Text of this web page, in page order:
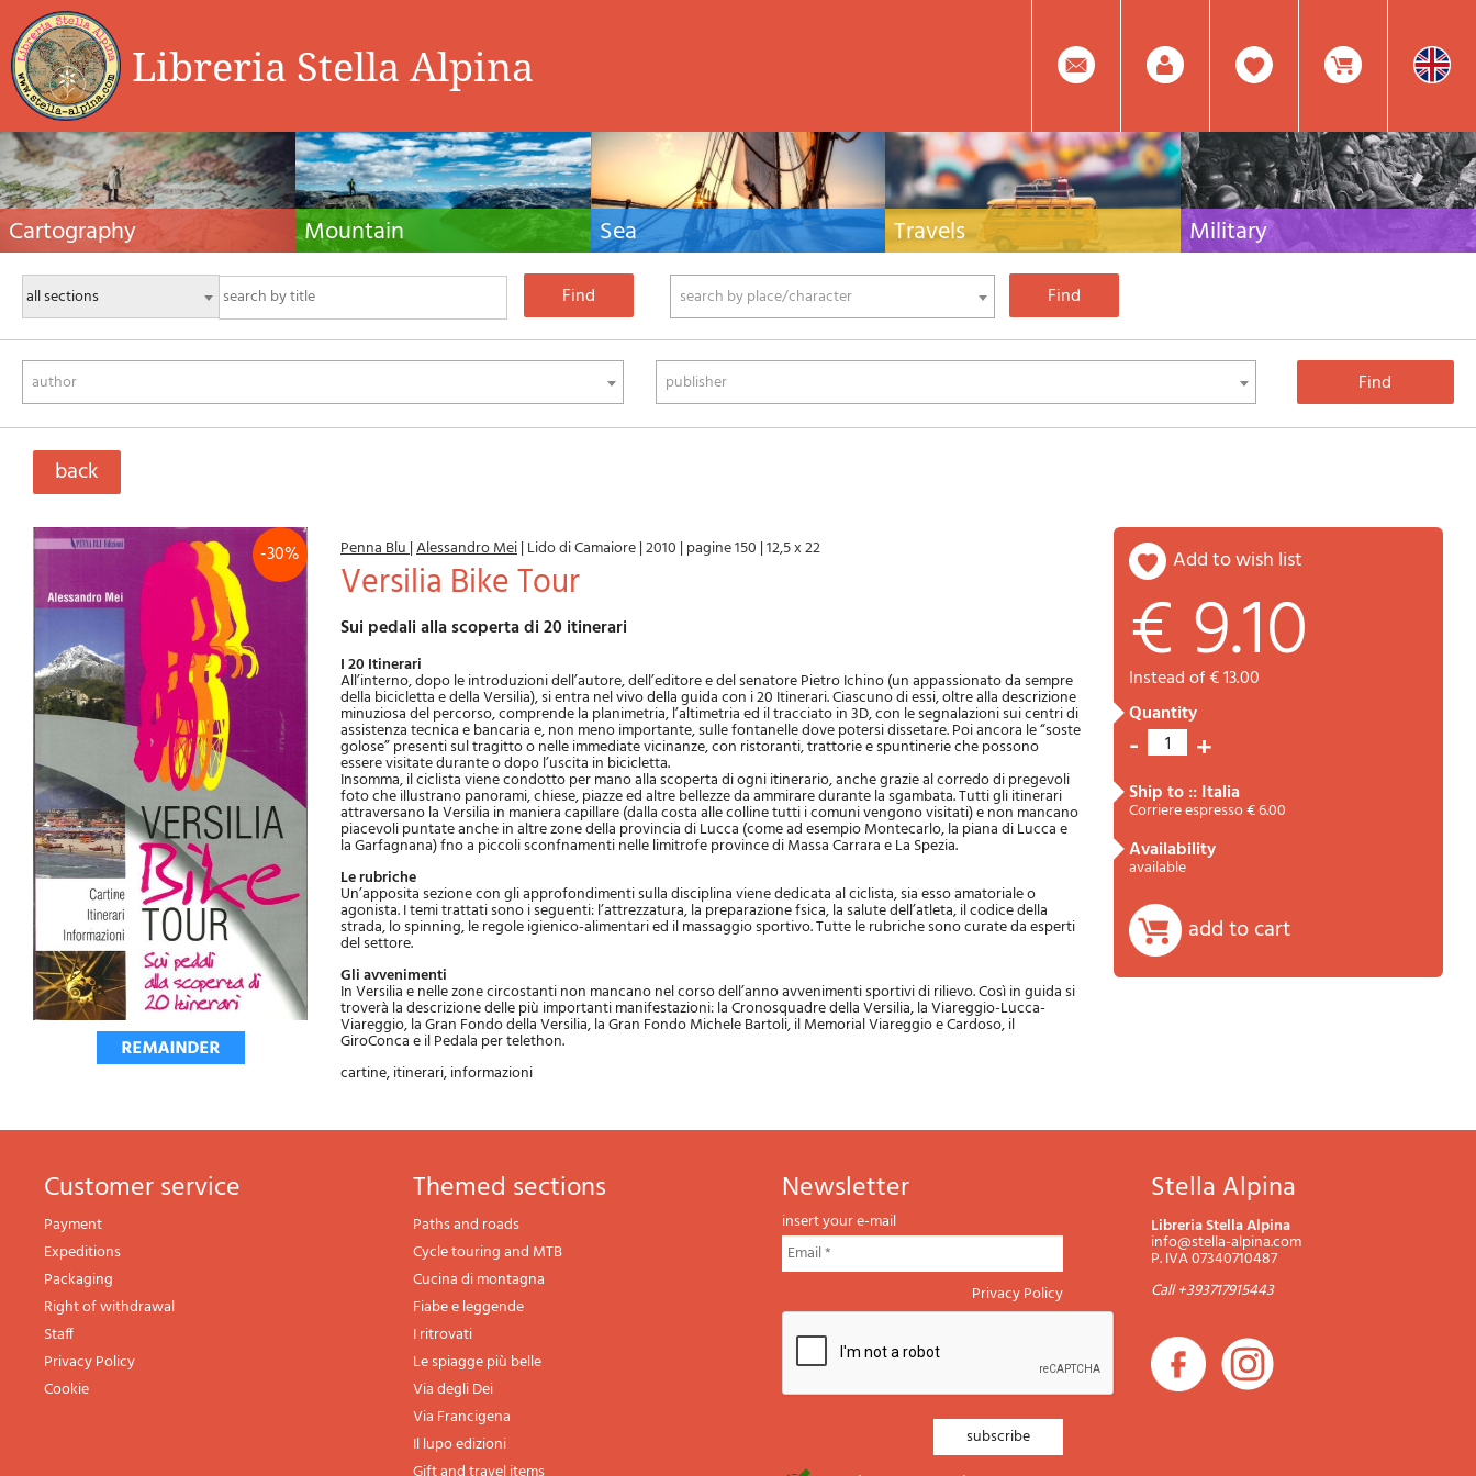
Libreria Stella Alpina 0
Item(s)
In
Facebook
Create
Cartography
Hiking maps, maps and atlases, cartography
around the world. Maps of the trails, cartography
for cyclotourism and mountain biking
Mountain
Alpine guides, hiking guides, technical manuals
for summer and winter mountaineering.
Mountain literature and filmography
Sea
Nautical manuals, nautical cartography, books
and literature for sailboat and motor
Travels
Travel guides and travel literature for Italy,
Europe and the rest of the world
Military
Collection of the best publications (books and
search by place/character
author publisher
back
-30% Penna Blu|Alessandro Mei| Lido di Camaiore|2010 | pagine 150 |12,5 x 22
Versilia Bike Tour
Sui pedali alla scoperta di 20 itinerari
I 20 Itinerari
All’interno, dopo le introduzioni dell’autore, dell’editore e del senatore Pietro Ichino (un appassionato da sempre
della bicicletta e della Versilia), si entra nel vivo della guida con i 20 Itinerari. Ciascuno di essi, oltre alla descrizione
minuziosa del percorso, comprende la planimetria, l’altimetria ed il tracciato in 3D, con le segnalazioni sui centri di
assistenza tecnica e bancaria e, non meno importante, sulle fontanelle dove potersi dissetare. Poi ancora le “soste
golose” presenti sul tragitto o nelle immediate vicinanze, con ristoranti, trattorie e spuntinerie che possono
essere visitate durante o dopo l’uscita in bicicletta.
Insomma, il ciclista viene condotto per mano alla scoperta di ogni itinerario, anche grazie al corredo di pregevoli
foto che illustrano panorami, chiese, piazze ed altre bellezze da ammirare durante la sgambata. Tutti gli itinerari
attraversano la Versilia in maniera capillare (dalla costa alle colline tutti i comuni vengono visitati) e non mancano
piacevoli puntate anche in altre zone della provincia di Lucca (come ad esempio Montecarlo, la piana di Lucca e
la Garfagnana) fno a piccoli sconfnamenti nelle limitrofe province di Massa Carrara e La Spezia.
Le rubriche
Un’apposita sezione con gli approfondimenti sulla disciplina viene dedicata al ciclista, sia esso amatoriale o
agonista. I temi trattati sono i seguenti: l’attrezzatura, la preparazione fsica, la salute dell’atleta, il codice della
strada, lo spinning, le regole igienico-alimentari ed il massaggio sportivo. Tutte le rubriche sono curate da esperti
del settore.
Gli avvenimenti
In Versilia e nelle zone circostanti non mancano nel corso dell’anno avvenimenti sportivi di rilievo. Così in guida si
troverà la descrizione delle più importanti manifestazioni: la Cronosquadre della Versilia, la Viareggio-Lucca-
Viareggio, la Gran Fondo della Versilia, la Gran Fondo Michele Bartoli, il Memorial Viareggio e Cardoso, il
GiroConca e il Pedala per telethon.
cartine, itinerari, informazioni
add to wish list
€ 9.10
instead of € 13.00
quantity
- 1 +
ship to :: Italia
Corriere espresso € 6.00
availability
available
add to cart
Customer service
Payment
Expeditions
Packaging
Right of withdrawal
Staff
Privacy Policy
Cookie
themed sections
Paths and roads
Cycle touring and MTB
Cucina di montagna
Fiabe e leggende
I ritrovati
Le spiagge più belle
Via degli Dei
Via Francigena
Il lupo edizioni
newsletter
insert your e-mail
Privacy Policy
Stella Alpina
Libreria Stella Alpina
info@stella-alpina.com
P. IVA 07340710487
Call +393717915443